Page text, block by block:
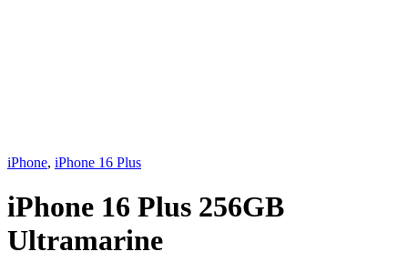
iPhone, iPhone 16 Plus
iPhone 16 Plus 256GB
Ultramarine